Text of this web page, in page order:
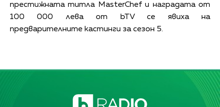
престижната титла MasterChef и наградата от
100 000 лева от bTV се явиха на
предварителните кастинги за сезон 5.